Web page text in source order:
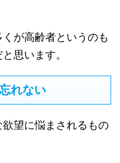
が高齢者というのも
思います。
れない
望に悩まされるもの